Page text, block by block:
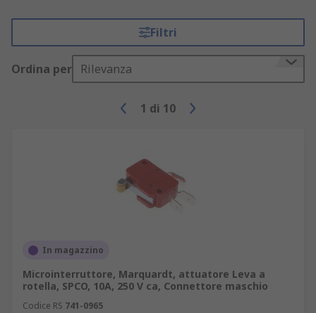
Filtri
Ordina per Rilevanza
1 di 10
In magazzino
Microinterruttore, Marquardt, attuatore Leva a
rotella, SPCO, 10A, 250 V ca, Connettore maschio
Codice RS 741-0965